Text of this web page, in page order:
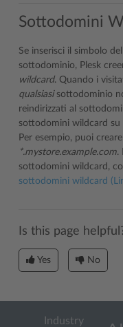
Sottodomini
Se inserisci il simbolo
sottodominio, Plesk
wildcard. Quando i
qualsiasisottodominio
reindirizzati al
sottodomini wildcard su
Per esempio, puoi
*.mystore.example.com.
sottodomini wildcard,
sottodomini wildcard
Is this page
Yes No
Industry